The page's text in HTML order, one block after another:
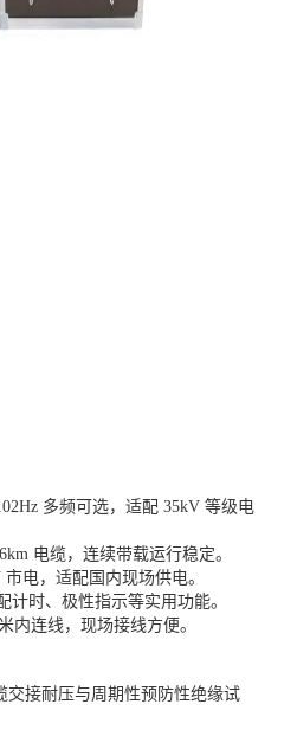
多频可选，适配 35kV 等级电
电缆，连续带载运行稳定。
市电，适配国内现场供电。
计时、极性指示等实用功能。
内连线，现场接线方便。
交接耐压与周期性预防性绝缘试